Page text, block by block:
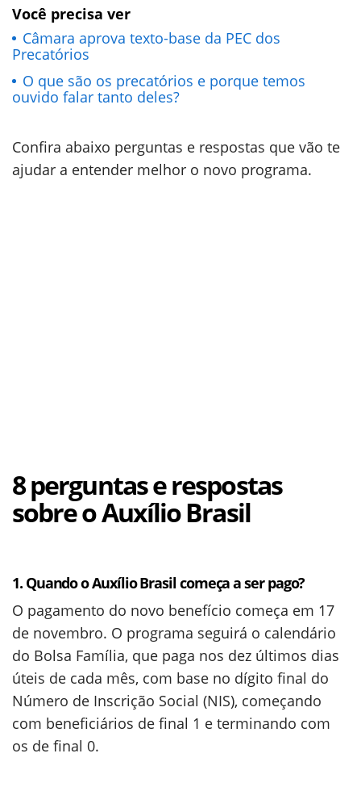
Você precisa ver
Câmara aprova texto-base da PEC dos
Precatórios
O que são os precatórios e porque temos
ouvido falar tanto deles?
Confira abaixo perguntas e respostas que vão te
ajudar a entender melhor o novo programa.
8 perguntas e respostas
sobre o Auxílio Brasil
1. Quando o Auxílio Brasil começa a ser pago?
O pagamento do novo benefício começa em 17
de novembro. O programa seguirá o calendário
do Bolsa Família, que paga nos dez últimos dias
úteis de cada mês, com base no dígito final do
Número de Inscrição Social (NIS), começando
com beneficiários de final 1 e terminando com
os de final 0.